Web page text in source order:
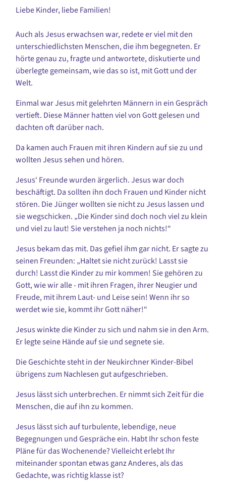
Liebe Kinder, liebe Familien!
Auch als Jesus erwachsen war, redete er viel mit den
unterschiedlichsten Menschen, die ihm begegneten. Er
hörte genau zu, fragte und antwortete, diskutierte und
überlegte gemeinsam, wie das so ist, mit Gott und der
Welt.
Einmal war Jesus mit gelehrten Männern in ein Gespräch
vertieft. Diese Männer hatten viel von Gott gelesen und
dachten oft darüber nach.
Da kamen auch Frauen mit ihren Kindern auf sie zu und
wollten Jesus sehen und hören.
Jesus‘ Freunde wurden ärgerlich. Jesus war doch
beschäftigt. Da sollten ihn doch Frauen und Kinder nicht
stören. Die Jünger wollten sie nicht zu Jesus lassen und
sie wegschicken. „Die Kinder sind doch noch viel zu klein
und viel zu laut! Sie verstehen ja noch nichts!“
Jesus bekam das mit. Das gefiel ihm gar nicht. Er sagte zu
seinen Freunden: „Haltet sie nicht zurück! Lasst sie
durch! Lasst die Kinder zu mir kommen! Sie gehören zu
Gott, wie wir alle - mit ihren Fragen, ihrer Neugier und
Freude, mit ihrem Laut- und Leise sein! Wenn ihr so
werdet wie sie, kommt ihr Gott näher!“
Jesus winkte die Kinder zu sich und nahm sie in den Arm.
Er legte seine Hände auf sie und segnete sie.
Die Geschichte steht in der Neukirchner Kinder-Bibel
übrigens zum Nachlesen gut aufgeschrieben.
Jesus lässt sich unterbrechen. Er nimmt sich Zeit für die
Menschen, die auf ihn zu kommen.
Jesus lässt sich auf turbulente, lebendige, neue
Begegnungen und Gespräche ein. Habt Ihr schon feste
Pläne für das Wochenende? Vielleicht erlebt Ihr
miteinander spontan etwas ganz Anderes, als das
Gedachte, was richtig klasse ist?